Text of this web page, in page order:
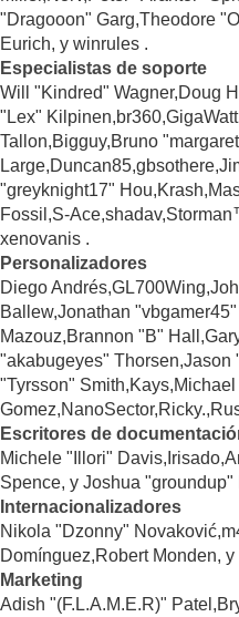
"Dragooon" Garg,Theodore
Eurich, y winrules .
Especialistas de soporte
Will "Kindred" Wagner,Doug
"Lex"
Tallon,Bigguy,Bruno
"greyknight17"
Fossil,S-
xenovanis .
Personalizadores
Diego
Ballew,Jonathan
Mazouz,Brannon "B"
"akabugeyes" Thorsen,Jason
"Tyrsson" Smith,Kays,Michael
Escritores de
Michele "Illori"
Spence, y Joshua "groundup"
Internacionalizadores
Nikola "Dzonny"
Domínguez,Robert Monden,
Marketing
Adish "(F.L.A.M.E.R)"